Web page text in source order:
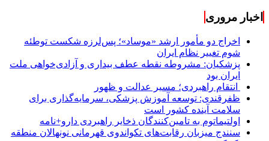
اخبار مروری
اخراج دو مأمور ارشد «موساد»؛ پس‌لرزه شکست توطئه
شوم تغییر نظام ایران
پزشکیان: مشروطه نقطه عطف بیداری و آزادی‌خواهی ملت
ایران بود
انتقام راهبردی؛ مسیر عدالت و ظهور
ظفرقندی: توسعه آموزش پزشکی، سرمایه‌گذاری برای
سلامت آینده کشور است
اولتیماتوم به تامین‌کنندگان ذخایر راهبردی دارو+نامه
سنندج میزبان رقابت‌های تکواندوی قهرمانی نونهالان منطقه